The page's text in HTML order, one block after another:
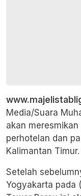
Media/Suara
akan
perhotelan dan
Kalimantan Timur.
Setelah
Yogyakarta pada